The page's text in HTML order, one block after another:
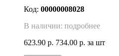
Код: 00000008028
В наличии: подробнее
623.90 р. 734.00 р. за шт